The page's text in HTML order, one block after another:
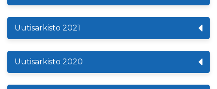
Uutisarkisto 2021
Uutisarkisto 2020